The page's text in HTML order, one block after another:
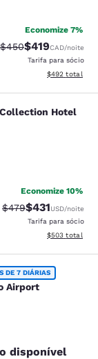
Economize 7%
Tarifa anterior
$450Tarifa com
$419CAD/noite
Tarifa para sócio
Exibir
$492 total
Collection
Hotel
1572 avaliações
Economize 10%
Tarifa anterior
$479Tarifa com
$431USD/noite
Tarifa para sócio
Exibir
$503 total
Airport
DE 7 DIÁRIAS
Airport
34 avaliações
disponível